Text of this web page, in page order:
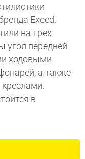
Exeed.
на трех
угол передней
ходовыми
а также
в